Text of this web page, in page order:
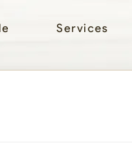
Services